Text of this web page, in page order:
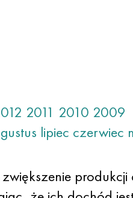
2011 2010 2009
lipiec czerwiec